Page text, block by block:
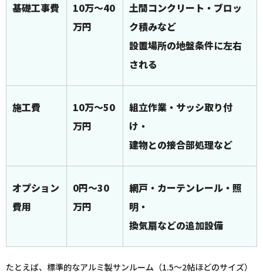
基礎工事費
10万～40
万円
土間コンクリート・ブロッ
ク積みなど
設置場所の地盤条件に左右
される
施工費
10万～50
万円
組立作業・サッシ取り付
け・
建物との接合部処理など
オプション
費用
0円～30
万円
網戸・カーテンレール・照
明・
換気扇などの追加設備
たとえば、標準的なアルミ製サンルーム（1.5～2帖ほどのサイズ）